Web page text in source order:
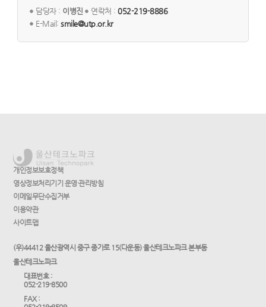
담당자 : 이병진 연락처 :052-219-8886
E-Mail:smile@utp.or.kr
개인정보보호정책
영상정보처리기기 운영·관리방침
이메일무단수집거부
이용약관
사이트맵
(우)44412 울산광역시 중구 종가로 15(다운동) 울산테크노파크 본부동
울산테크노파크
대표번호 :
052-219-8500
FAX :